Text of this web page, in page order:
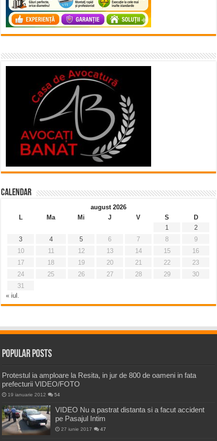
Calendar
august 2026
L
Ma Mi J V S
D
1
2
3
4 5 6 7 8
9
10
11 12 13 14 15
16
17
18 19 20 21 22
23
24
25 26 27 28 29
30
31
« iul.
Popular Posts
Protestul ia amploare la Resita, in jur de 800 de oameni in fata
prefecturii VIDEO/FOTO
19 ianuarie 2012 54
VIDEO Nu a pastrat distanta si a facut accident
pe Pasajul Intim
27 iunie 2017 47